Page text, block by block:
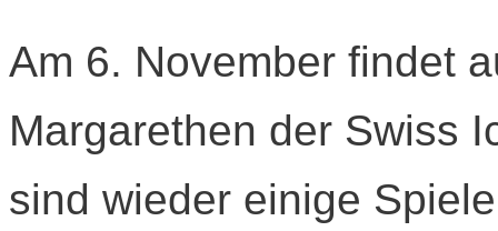
Am 6. November findet
Margarethen der Swiss
sind wieder einige